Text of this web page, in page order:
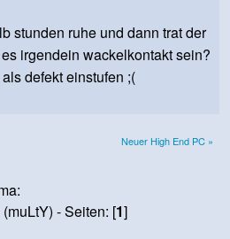
stunden ruhe und dann trat der
irgendein wackelkontakt sein?
defekt einstufen ;(
Neuer High End PC »
- Seiten: [1]